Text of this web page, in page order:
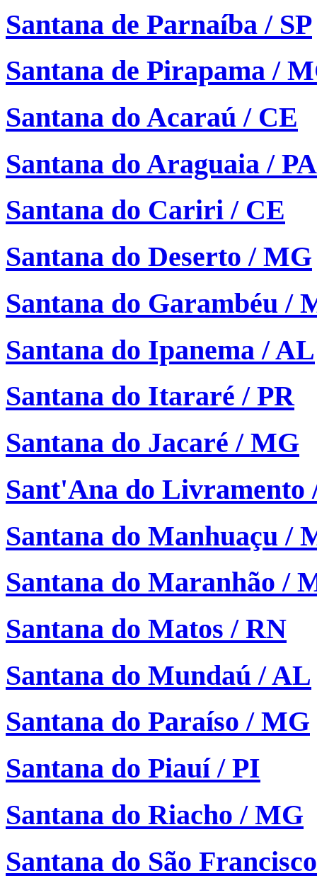
Santana de Parnaíba / SP
Santana de Pirapama /
Santana do Acaraú / CE
Santana do Araguaia / PA
Santana do Cariri / CE
Santana do Deserto / MG
Santana do Garambéu /
Santana do Ipanema / AL
Santana do Itararé / PR
Santana do Jacaré / MG
Sant'Ana do Livramento
Santana do Manhuaçu /
Santana do Maranhão /
Santana do Matos / RN
Santana do Mundaú / AL
Santana do Paraíso / MG
Santana do Piauí / PI
Santana do Riacho / MG
Santana do São